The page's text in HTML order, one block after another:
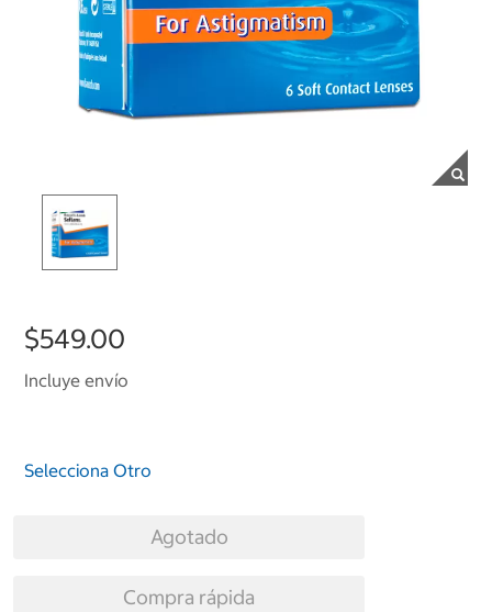
$549.00
Incluye envío
Selecciona Otro
Agotado
Compra rápida